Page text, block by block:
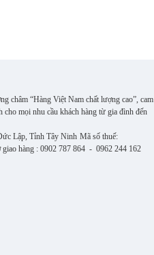
châm “Hàng Việt Nam chất lượng cao”, cam
cho mọi nhu cầu khách hàng từ gia đình đến
Lập, Tỉnh Tây Ninh Mã số thuế:
giao hàng : 0902 787 864 - 0962 244 162